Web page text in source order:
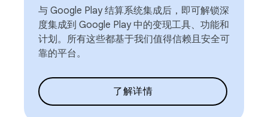
与 Google Play 结算系统集成后，即可解锁深
度集成到 Google Play 中的变现工具、功能和
计划。所有这些都基于我们值得信赖且安全可
靠的平台。
了解详情